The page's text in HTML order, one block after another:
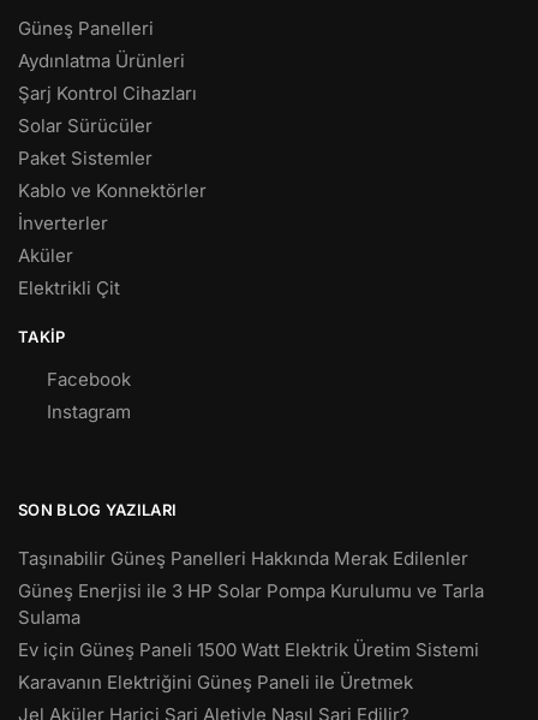
Güneş Panelleri
Aydınlatma Ürünleri
Şarj Kontrol Cihazları
Solar Sürücüler
Paket Sistemler
Kablo ve Konnektörler
İnverterler
Aküler
Elektrikli Çit
TAKIP
Facebook
Instagram
SON BLOG YAZILARI
Taşınabilir Güneş Panelleri Hakkında Merak Edilenler
Güneş Enerjisi ile 3 HP Solar Pompa Kurulumu ve Tarla
Sulama
Ev için Güneş Paneli 1500 Watt Elektrik Üretim Sistemi
Karavanın Elektriğini Güneş Paneli ile Üretmek
Jel Aküler Harici Şarj Aletiyle Nasıl Şarj Edilir?